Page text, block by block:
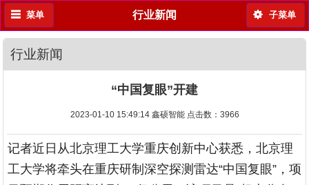
行业新闻
菜单 子菜单
行业新闻
“中国复眼”开建
2023-01-10 15:49:14 鑫硕智能 点击数： 3966
记者近日从北京理工大学重庆创新中心获悉，北京理
工大学将牵头在重庆研制深空探测雷达“中国复眼”，项